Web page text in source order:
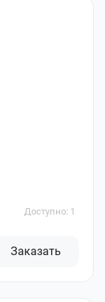
Доступно: 1
Заказать